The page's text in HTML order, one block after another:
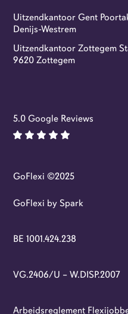
GoFlexi
Flexi-jobs
Uitzendkantoor Gent
Denijs-Westrem
Uitzendkantoor Zottegem
9620 Zottegem
5.0 Google Reviews
GoFlexi ©2025
GoFlexi by Spark
BE 1001.424.238
VG.2406/U – W.DISP.2007
Arbeidsreglement